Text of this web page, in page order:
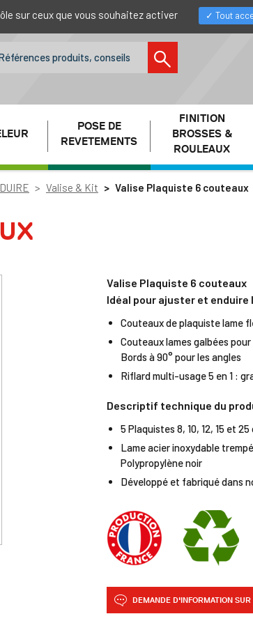
POSE DE
REVETEMENTS
FINITION
BROSSES &
ROULEAUX
Valise & Kit Valise Plaquiste 6 couteaux
Valise Plaquiste 6 couteaux
Idéal pour ajuster et
Couteaux de plaquiste lame
Couteaux lames galbées
Bords à 90° pour les angles
Riflard multi-usage 5 en 1 :
Descriptif technique du
5 Plaquistes 8, 10, 12, 15 et
Lame acier inoxydable
Polypropylène noir
Développé et fabriqué dans
DEMANDE D'INFORMATION
sur ceux que vous souhaitez activer Tout